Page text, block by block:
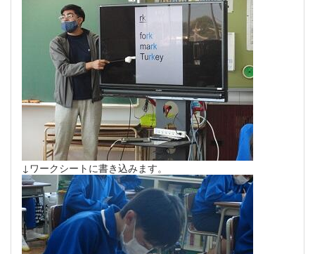
↓ワークシートに書き込みます。